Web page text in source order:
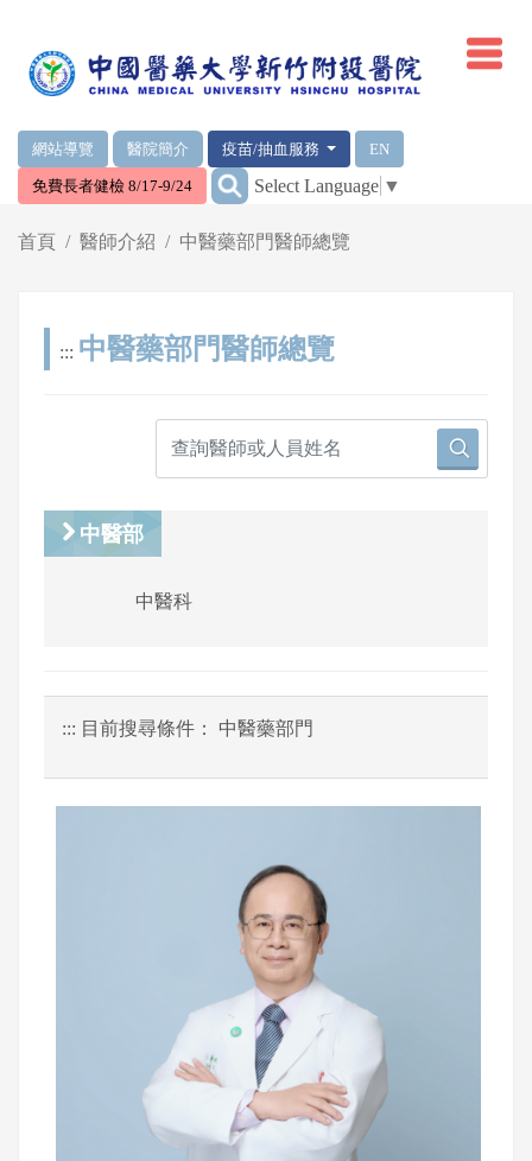
網站導覽 醫院簡介 疫苗/抽血服務 EN
免費長者健檢 8/17-9/24 ::: Select Language ▼
首頁 醫師介紹 中醫藥部門醫師總覽
::: 中醫藥部門醫師總覽
中醫部
中醫科
::: 目前搜尋條件： 中醫藥部門